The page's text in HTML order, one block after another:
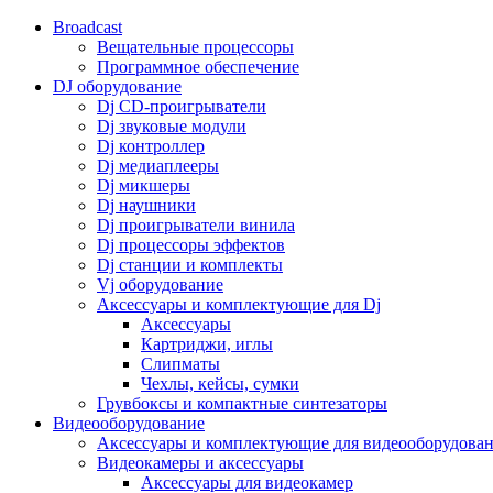
Broadcast
Вещательные процессоры
Программное обеспечение
DJ оборудование
Dj CD-проигрыватели
Dj звуковые модули
Dj контроллер
Dj медиаплееры
Dj микшеры
Dj наушники
Dj проигрыватели винила
Dj процессоры эффектов
Dj станции и комплекты
Vj оборудование
Аксессуары и комплектующие для Dj
Аксессуары
Картриджи, иглы
Слипматы
Чехлы, кейсы, сумки
Грувбоксы и компактные синтезаторы
Видеооборудование
Аксессуары и комплектующие для
Видеокамеры и аксессуары
Аксессуары для видеокамер